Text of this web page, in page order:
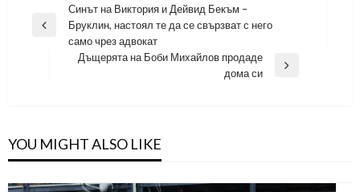
Навигация
Previous
Синът на Виктория и Дейвид Бекъм –
Бруклин, настоял те да се свързват с него
само чрез адвокат
Дъщерята на Боби Михайлов продаде
дома си
YOU MIGHT ALSO LIKE